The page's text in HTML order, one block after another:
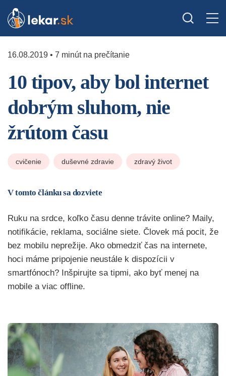
16.08.2019 • 7 minút na prečítanie
10 tipov, aby bol internet
dobrým sluhom, nie
žrútom času
cvičenie duševné zdravie zdravý život
V tomto článku sa dozviete
Ruku na srdce, koľko času denne trávite online? Maily,
notifikácie, reklama, sociálne siete. Človek má pocit, že
bez mobilu neprežije. Ako obmedziť čas na internete,
hoci máme pripojenie neustále k dispozícii v
smartfónoch? Inšpirujte sa tipmi, ako byť menej na
mobile a viac offline.